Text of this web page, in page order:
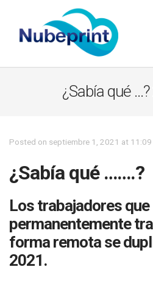
¿Sabía qué
Posted on septiembre 1, 2021 at 11:09
¿Sabía qué …….?
Los trabajadores que
permanentemente
forma remota se
2021.